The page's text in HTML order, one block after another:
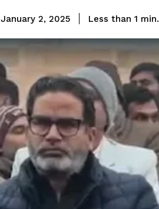
January 2, 2025 Less than 1 min.